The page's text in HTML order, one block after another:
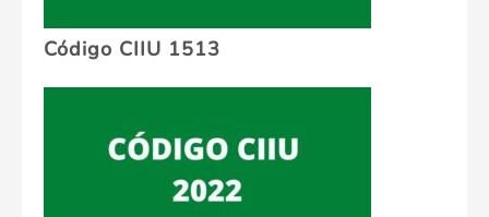
Código CIIU 1513